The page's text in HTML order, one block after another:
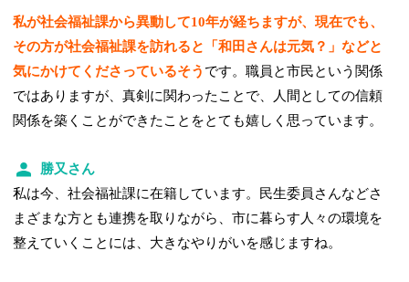
私が社会福祉課から異動して10年が経ちますが、現在でも、
その方が社会福祉課を訪れると「和田さんは元気？」などと
気にかけてくださっているそう です。職員と市民という関係
ではありますが、真剣に関わったことで、人間としての信頼
関係を築くことができたことをとても嬉しく思っています。
勝又さん
私は今、社会福祉課に在籍しています。民生委員さんなどさ
まざまな方とも連携を取りながら、市に暮らす人々の環境を
整えていくことには、大きなやりがいを感じますね。